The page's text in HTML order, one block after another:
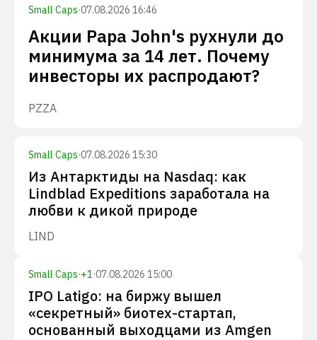
Small Caps·07.08.2026 16:46
Акции Papa John's рухнули до
минимума за 14 лет. Почему
инвесторы их распродают?
PZZA
Small Caps·07.08.2026 15:30
Из Антарктиды на Nasdaq: как
Lindblad Expeditions заработала на
любви к дикой природе
LIND
Small Caps·+1·07.08.2026 15:00
IPO Latigo: на биржу вышел
«секретный» биотех-стартап,
основанный выходцами из Amgen